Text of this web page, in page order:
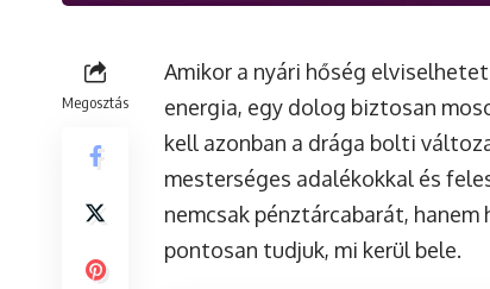
Megosztás
Amikor a nyári hőség
energia, egy dolog biztosan
kell azonban a drága bolti
mesterséges adalékokkal és
nemcsak pénztárcabarát,
pontosan tudjuk, mi kerül bele.